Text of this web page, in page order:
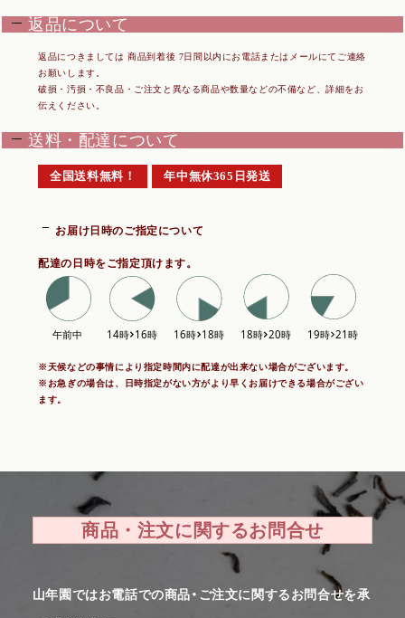
返品について
返品につきましては 商品到着後 7日間以内にお電話またはメールにてご連絡
お願いします。
破損・汚損・不良品・ご注文と異なる商品や数量などの不備など、詳細をお
伝えください。
送料・配達について
全国送料無料！ 年中無休365日発送
お届け日時のご指定について
配達の日時をご指定頂けます。
※天候などの事情により指定時間内に配達が出来ない場合がございます。
※お急ぎの場合は、日時指定がない方がより早くお届けできる場合がござい
ます。
商品・注文に関するお問合せ
山年園ではお電話での商品・ご注文に関するお問合せを承